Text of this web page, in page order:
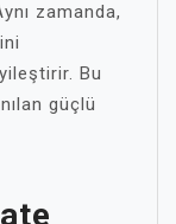
zamanda,
Bu
güçlü